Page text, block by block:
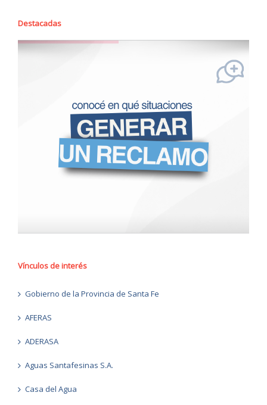
Destacadas
Vínculos de interés
Gobierno de la Provincia de Santa Fe
AFERAS
ADERASA
Aguas Santafesinas S.A.
Casa del Agua